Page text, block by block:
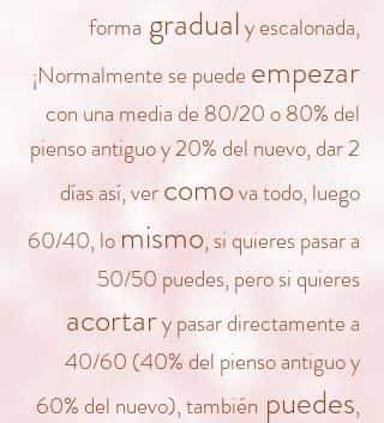
forma gradualy escalonada,
¡Normalmente se puede empezar
con una media de 80/20 o 80% del
pienso antiguo y 20% del nuevo, dar 2
días así, vercomova todo, luego
60/40, lo mismo, si quieres pasar a
50/50 puedes, pero si quieres
acortary pasar directamente a
40/60 (40% del pienso antiguo y
60% del nuevo), también puedes,